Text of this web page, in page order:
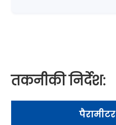
तकनीकी निर्देश:
पैरामीटर